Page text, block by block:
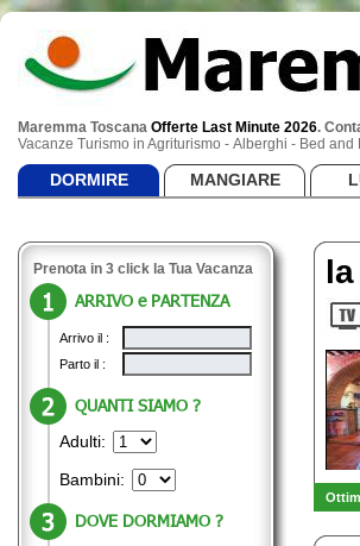
Maremma Toscana Offerte Last Minute 2026.
Vacanze Turismo in Agriturismo - Alberghi - Bed
DORMIRE MANGIARE
Prenota in 3 click la Tua Vacanza
ARRIVO e PARTENZA
Arrivo il :
Parto il :
QUANTI SIAMO ?
Adulti:
Bambini:
DOVE DORMIAMO ?